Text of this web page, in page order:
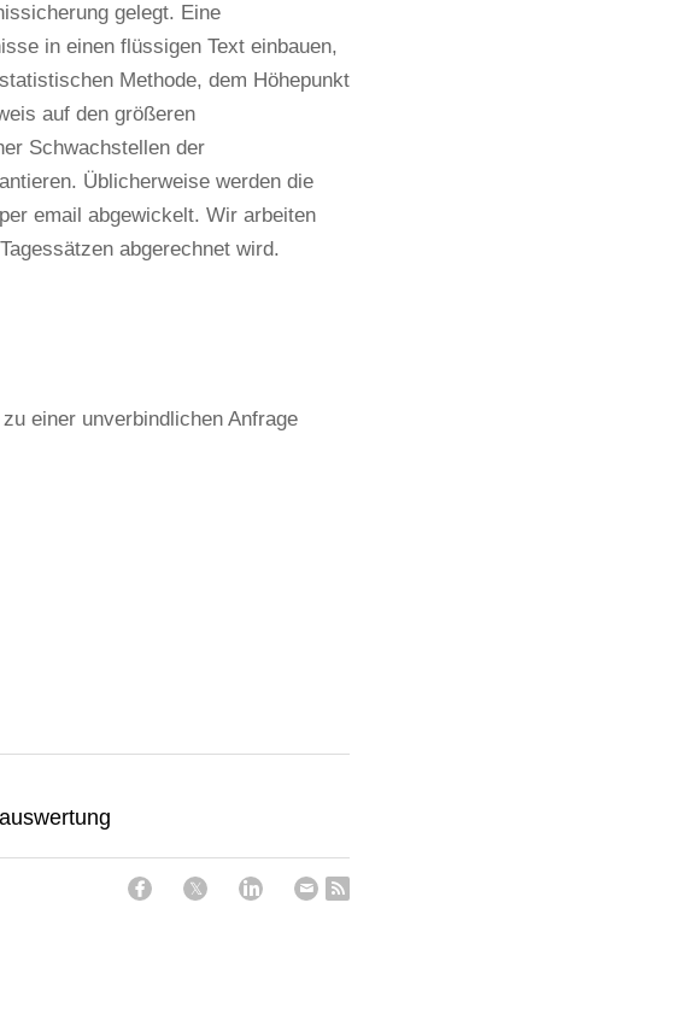
gelegt. Eine
in einen flüssigen Text einbauen,
Methode, dem Höhepunkt
auf den größeren
Schwachstellen der
Üblicherweise werden die
email abgewickelt. Wir arbeiten
abgerechnet wird.
einer unverbindlichen Anfrage